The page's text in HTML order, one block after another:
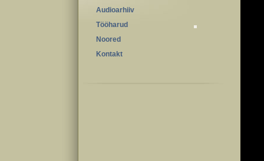
Audioarhiiv
Tööharud
Noored
Kontakt